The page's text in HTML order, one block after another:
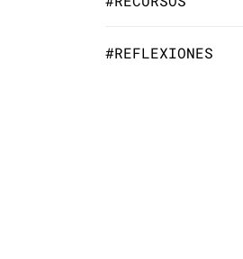
#REFLEXIONES